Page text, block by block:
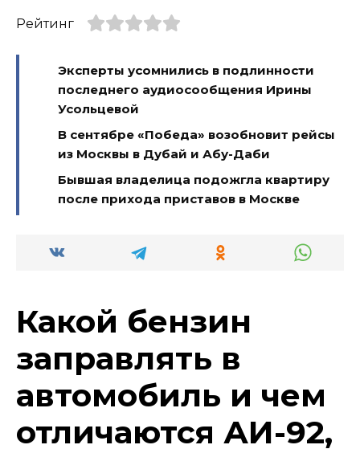
Рейтинг
Эксперты усомнились в подлинности
последнего аудиосообщения Ирины
Усольцевой
В сентябре «Победа» возобновит рейсы
из Москвы в Дубай и Абу-Даби
Бывшая владелица подожгла квартиру
после прихода приставов в Москве
Какой бензин
заправлять в
автомобиль и чем
отличаются АИ-92,